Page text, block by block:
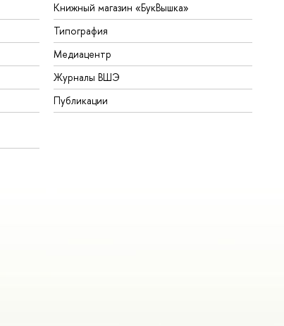
Книжный магазин «БукВышка»
Типография
Медиацентр
Журналы ВШЭ
Публикации